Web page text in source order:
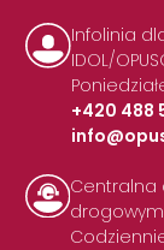
Infolinia
IDOL/
+420 488
|
Centralna
drogowym